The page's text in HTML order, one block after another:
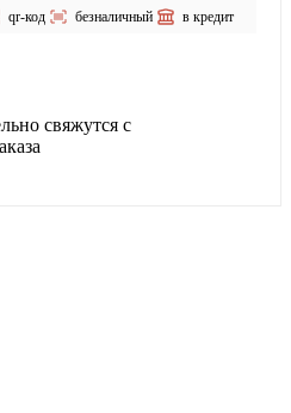
qr-код безналичный в кредит
свяжутся с